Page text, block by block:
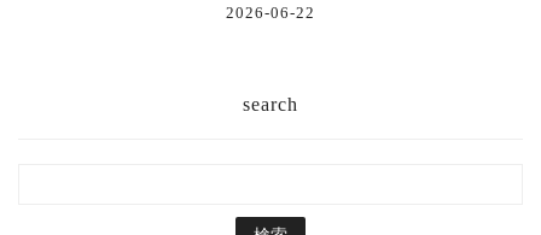
2026-06-22
search